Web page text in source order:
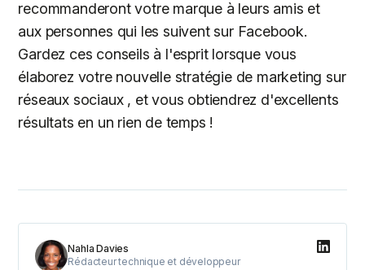
recommanderont votre marque à leurs amis et
aux personnes qui les suivent sur Facebook.
Gardez ces conseils à l'esprit lorsque vous
élaborez votre nouvelle stratégie de marketing sur
réseaux sociaux , et vous obtiendrez d'excellents
résultats en un rien de temps !
Nahla Davies
Rédacteur technique et développeur